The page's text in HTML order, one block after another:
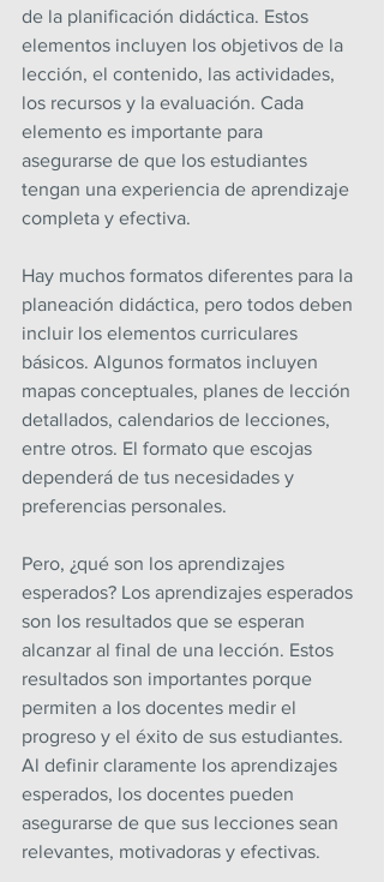
de la planificación didáctica. Estos
elementos incluyen los objetivos de la
lección, el contenido, las actividades,
los recursos y la evaluación. Cada
elemento es importante para
asegurarse de que los estudiantes
tengan una experiencia de aprendizaje
completa y efectiva.
Hay muchos formatos diferentes para la
planeación didáctica, pero todos deben
incluir los elementos curriculares
básicos. Algunos formatos incluyen
mapas conceptuales, planes de lección
detallados, calendarios de lecciones,
entre otros. El formato que escojas
dependerá de tus necesidades y
preferencias personales.
Pero, ¿qué son los aprendizajes
esperados? Los aprendizajes esperados
son los resultados que se esperan
alcanzar al final de una lección. Estos
resultados son importantes porque
permiten a los docentes medir el
progreso y el éxito de sus estudiantes.
Al definir claramente los aprendizajes
esperados, los docentes pueden
asegurarse de que sus lecciones sean
relevantes, motivadoras y efectivas.